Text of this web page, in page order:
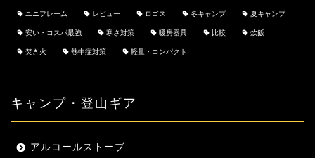
ユニフレーム レビュー ロゴス 冬キャンプ 夏キャンプ
安い・コスパ最強 寒さ対策 暖房器具 比較 炊飯
焚き火 熱中症対策 軽量・コンパクト
キャンプ・登山ギア
アルコールストーブ